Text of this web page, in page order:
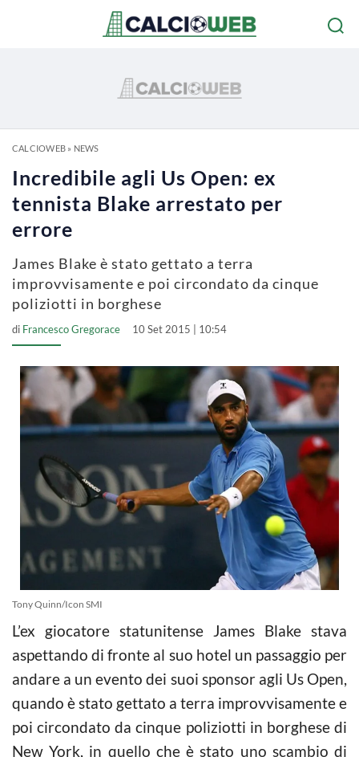
CALCIOWEB» NEWS
Incredibile agli Us Open: ex
tennista Blake arrestato per
errore
James Blake è stato gettato a terra
improvvisamente e poi circondato da cinque
poliziotti in borghese
di Francesco Gregorace 10 Set 2015 | 10:54
Tony Quinn/Icon SMI
L’ex giocatore statunitense James Blake stava
aspettando di fronte al suo hotel un passaggio per
andare a un evento dei suoi sponsor agli Us Open,
quando è stato gettato a terra improvvisamente e
poi circondato da cinque poliziotti in borghese di
New York, in quello che è stato uno scambio di